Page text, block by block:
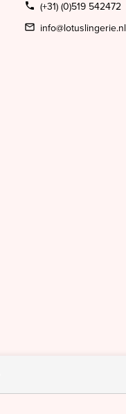
(+31) (0)519 542472
info@lotuslingerie.nl